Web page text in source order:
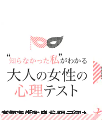
2015.12.5
あなたはニワトリ。卵はどこで生む？ 心理テストで知る「人当たり」
占い